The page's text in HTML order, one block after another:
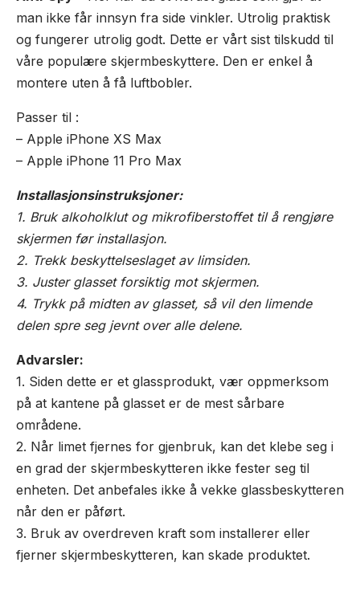
man ikke får innsyn fra side vinkler. Utrolig praktisk
og fungerer utrolig godt. Dette er vårt sist tilskudd til
våre populære skjermbeskyttere. Den er enkel å
montere uten å få luftbobler.
Passer til :
– Apple iPhone XS Max
– Apple iPhone 11 Pro Max
Installasjonsinstruksjoner:
1. Bruk alkoholklut og mikrofiberstoffet til å rengjøre
skjermen før installasjon.
2. Trekk beskyttelseslaget av limsiden.
3. Juster glasset forsiktig mot skjermen.
4. Trykk på midten av glasset, så vil den limende
delen spre seg jevnt over alle delene.
Advarsler:
1. Siden dette er et glassprodukt, vær oppmerksom
på at kantene på glasset er de mest sårbare
områdene.
2. Når limet fjernes for gjenbruk, kan det klebe seg i
en grad der skjermbeskytteren ikke fester seg til
enheten. Det anbefales ikke å vekke glassbeskytteren
når den er påført.
3. Bruk av overdreven kraft som installerer eller
fjerner skjermbeskytteren, kan skade produktet.